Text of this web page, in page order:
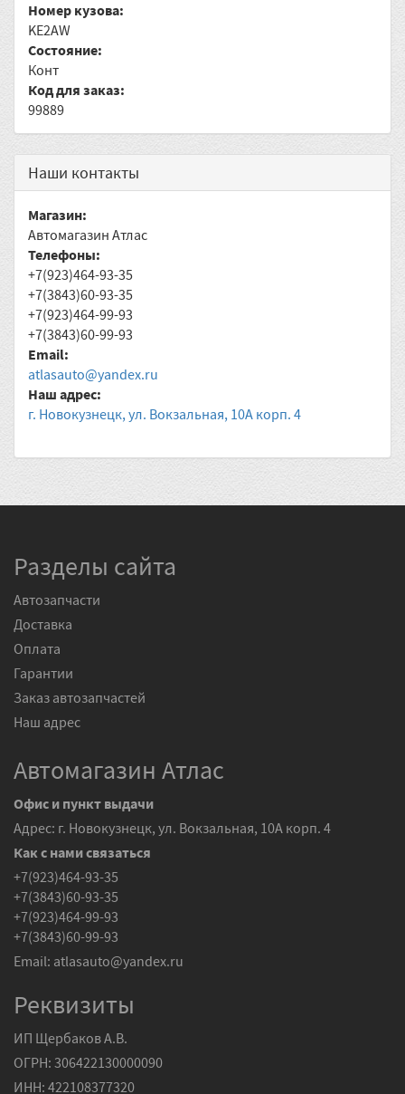
Номер кузова:
KE2AW
Состояние:
Конт
Код для заказ:
99889
Наши контакты
Магазин:
Автомагазин Атлас
Телефоны:
+7(923)464-93-35
+7(3843)60-93-35
+7(923)464-99-93
+7(3843)60-99-93
Email:
atlasauto@yandex.ru
Наш адрес:
г. Новокузнецк, ул. Вокзальная, 10А корп. 4
Разделы сайта
Автозапчасти
Доставка
Оплата
Гарантии
Заказ автозапчастей
Наш адрес
Автомагазин Атлас
Офис и пункт выдачи
Адрес: г. Новокузнецк, ул. Вокзальная, 10А корп. 4
Как с нами связаться
+7(923)464-93-35
+7(3843)60-93-35
+7(923)464-99-93
+7(3843)60-99-93
Email: atlasauto@yandex.ru
Реквизиты
ИП Щербаков А.В.
ОГРН: 306422130000090
ИНН: 422108377320